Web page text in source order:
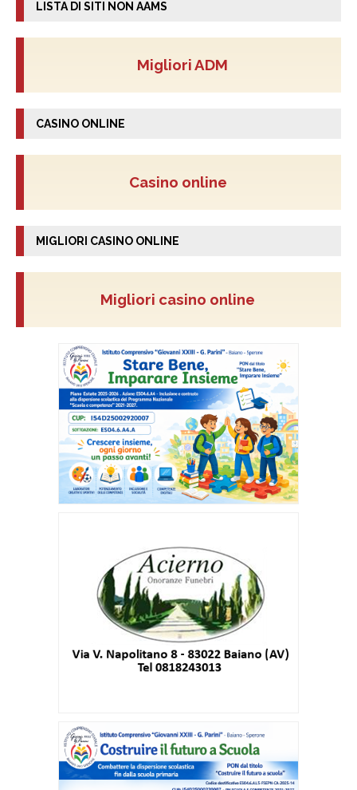
LISTA DI SITI NON AAMS
Migliori ADM
CASINO ONLINE
Casino online
MIGLIORI CASINO ONLINE
Migliori casino online